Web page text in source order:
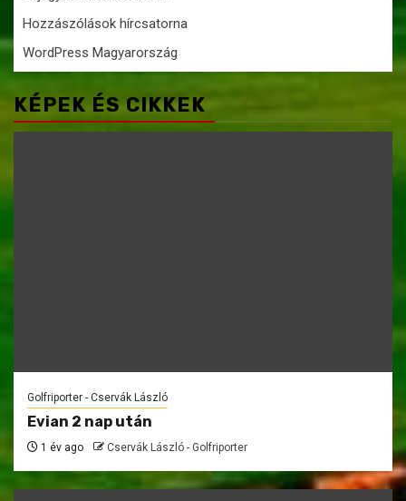
Hozzászólások hírcsatorna
WordPress Magyarország
KÉPEK ÉS CIKKEK
Golfriporter - Cservák László
Evian 2 nap után
1 év ago Cservák László - Golfriporter